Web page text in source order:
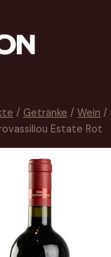
/ Getränke / Wein /
Estate Rot